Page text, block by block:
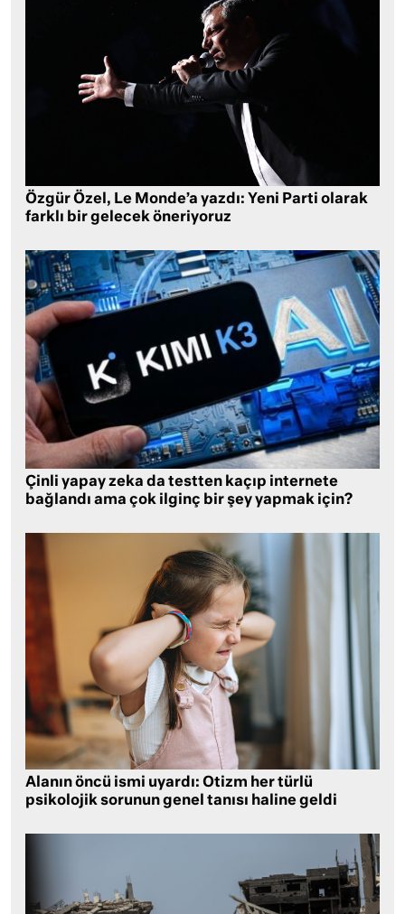
Özgür Özel, Le Monde’a yazdı: Yeni Parti olarak
farklı bir gelecek öneriyoruz
Çinli yapay zeka da testten kaçıp internete
bağlandı ama çok ilginç bir şey yapmak için?
Alanın öncü ismi uyardı: Otizm her türlü
psikolojik sorunun genel tanısı haline geldi